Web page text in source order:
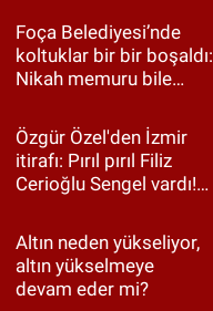
Foça Belediyesi’nde
koltuklar bir bir boşaldı:
Nikah memuru bile
Özgür Özel'den İzmir
itirafı: Pırıl pırıl Filiz
Cerioğlu Sengel vardı!
Tugay birinci çıktı
Altın neden yükseliyor,
altın yükselmeye
devam eder mi?